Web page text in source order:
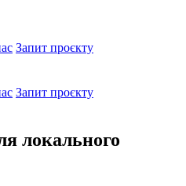
Запит проєкту
Запит проєкту
локального